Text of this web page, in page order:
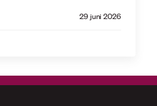
29 juni 2026